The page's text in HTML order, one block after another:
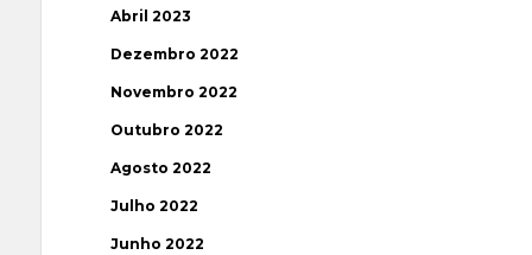
Abril 2023
Dezembro 2022
Novembro 2022
Outubro 2022
Agosto 2022
Julho 2022
Junho 2022